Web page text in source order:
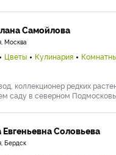
Самойлова
Москва
Цветы Кулинария
коллекционер редких
саду в северном
Евгеньевна Соловьева
Бердск